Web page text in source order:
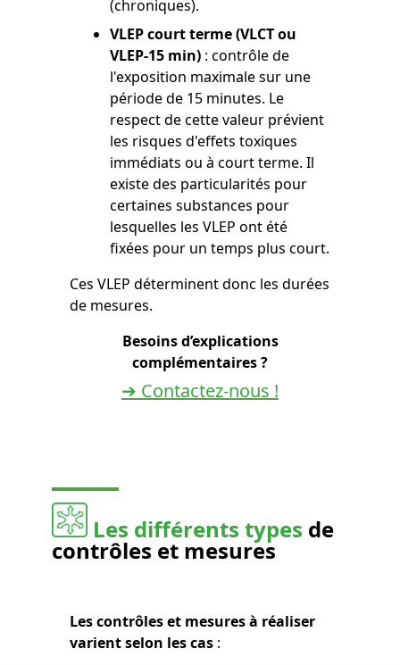
(chroniques).
VLEP court terme (VLCT ou
VLEP-15 min) : contrôle de
l'exposition maximale sur une
période de 15 minutes. Le
respect de cette valeur prévient
les risques d'effets toxiques
immédiats ou à court terme. Il
existe des particularités pour
certaines substances pour
lesquelles les VLEP ont été
fixées pour un temps plus court.
Ces VLEP déterminent donc les durées
de mesures.
Besoins d’explications
complémentaires ?
➔ Contactez-nous !
Les différents types de
contrôles et mesures
Les contrôles et mesures à réaliser
varient selon les cas :